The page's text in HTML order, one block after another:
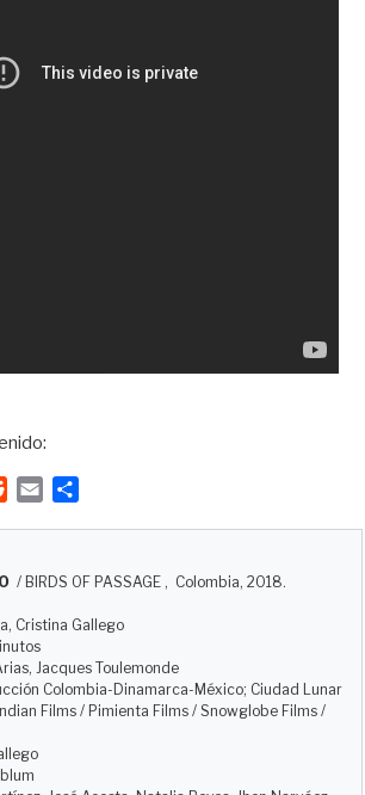
l
a
r
i
r
/ BIRDS OF PASSAGE , Colombia, 2018.
Cristina Gallego
Jacques Toulemonde
Colombia-Dinamarca-México; Ciudad Lunar
Films / Pimienta Films / Snowglobe Films /